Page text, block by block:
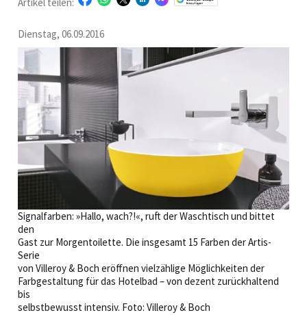
Dienstag, 06.09.2016
Signalfarben: »Hallo, wach?!«, ruft der Waschtisch und bittet
den
Gast zur Morgentoilette. Die insgesamt 15 Farben der Artis-
Serie
von Villeroy & Boch eröffnen vielzählige Möglichkeiten der
Farbgestaltung für das Hotelbad – von dezent zurückhaltend
bis
selbstbewusst intensiv. Foto: Villeroy & Boch